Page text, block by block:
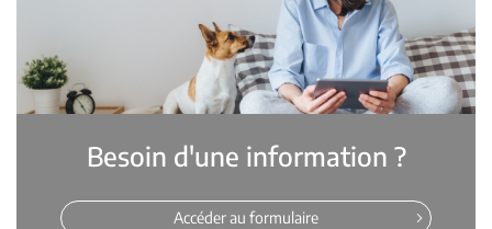
Besoin d'une information ?
Accéder au formulaire